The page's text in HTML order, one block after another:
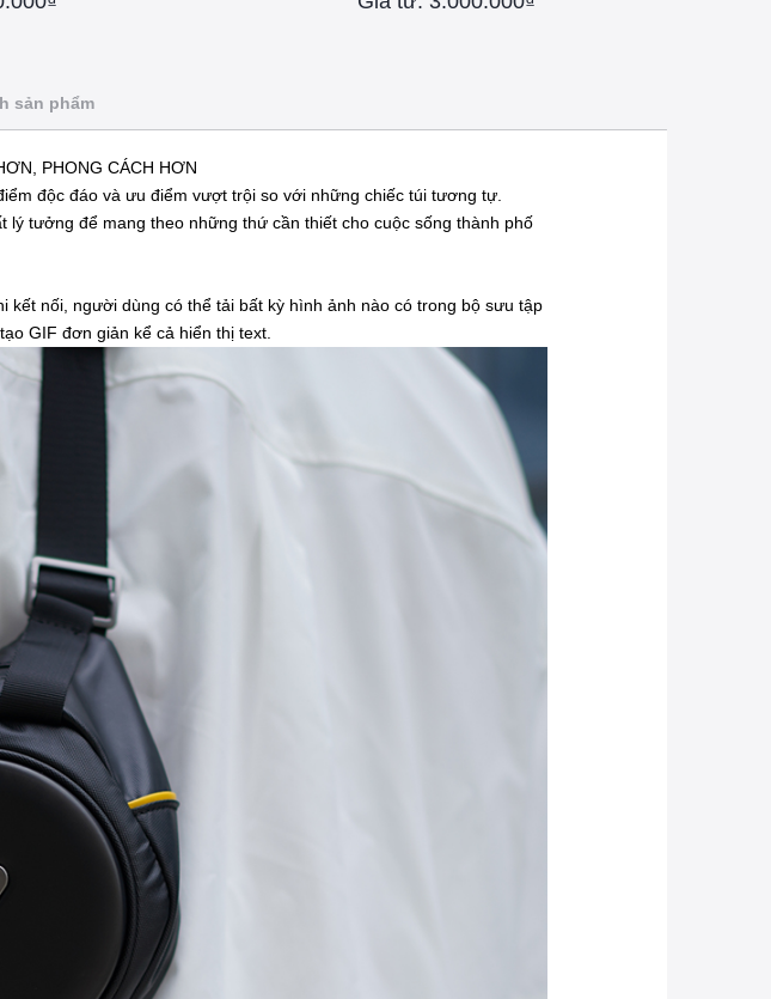
sản phẩm
PHONG CÁCH HƠN
độc đáo và ưu điểm vượt trội so với những chiếc túi tương tự.
lý tưởng để mang theo những thứ cần thiết cho cuộc sống thành phố
kết nối, người dùng có thể tải bất kỳ hình ảnh nào có trong bộ sưu tập
GIF đơn giản kể cả hiển thị text.